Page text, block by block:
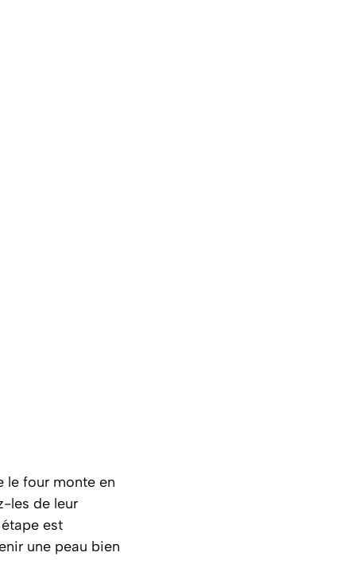
le four monte en
les de leur
est
une peau bien